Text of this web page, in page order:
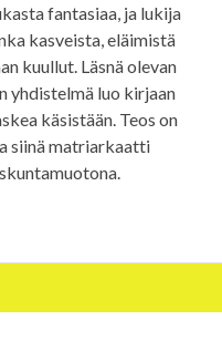
fantasiaa, ja lukija
kasveista, eläimistä
kuullut. Läsnä olevan
yhdistelmä luo kirjaan
käsistään. Teos on
siinä matriarkaatti